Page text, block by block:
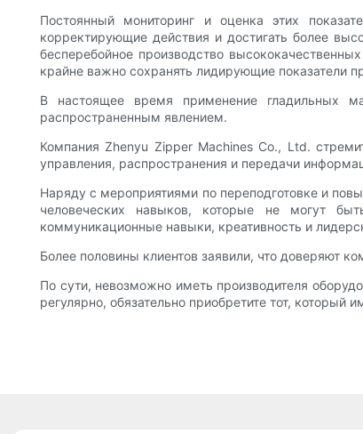
Постоянный мониторинг и оценка этих
корректирующие действия и достигать более
бесперебойное производство
крайне важно сохранять лидирующие показатели
В настоящее время применение гладильных
распространенным явлением.
Компания Zhenyu Zipper Machines Co., Ltd.
управления, распространения и передачи
Наряду с мероприятиями по переподготовке и
человеческих навыков, которые не могут
коммуникационные навыки, креативность и
Более половины клиентов заявили, что доверяют
По сути, невозможно иметь производителя
регулярно, обязательно приобретите тот, который